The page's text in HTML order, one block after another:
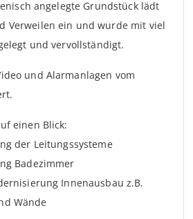
angelegte Grundstück lädt
Verweilen ein und wurde mit viel
und vervollständigt.
und Alarmanlagen vom
einen Blick:
der Leitungssysteme
Badezimmer
Innenausbau z.B.
Wände